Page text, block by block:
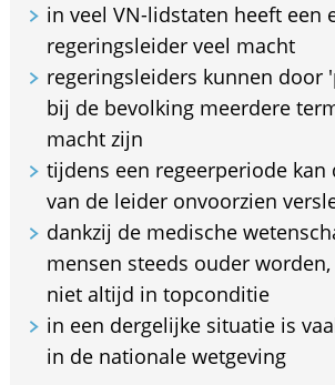
in veel VN-lidstaten heeft een
regeringsleider veel macht
regeringsleiders kunnen door
bij de bevolking meerdere
macht zijn
tijdens een regeerperiode kan
van de leider onvoorzien
dankzij de medische
mensen steeds ouder
niet altijd in topconditie
in een dergelijke situatie is
in de nationale wetgeving